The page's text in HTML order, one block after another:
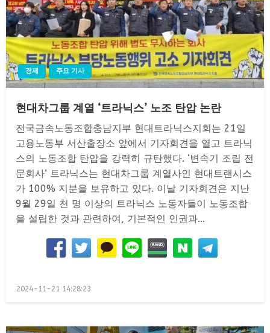
경제 주요 기사
현대차그룹 계열 ‘트라닉스’ 노조 탄압 논란
전국금속노동조합충남지부 현대트라닉스지회는 21일
고용노동부 서산출장소 앞에서 기자회견을 열고 트라닉
스의 노동조합 탄압을 강력히 규탄했다. ‘변속기 조립 전
문회사’ 트라닉스는 현대차그룹 계열사인 현대트랜시스
가 100% 지분을 보유하고 있다. 이날 기자회견은 지난
9월 29일 천 명 이상의 트라닉스 노동자들이 노동조합
을 설립한 것과 관련하여, 기본적인 인권과…
Posted
2024-11-21 14:28:23